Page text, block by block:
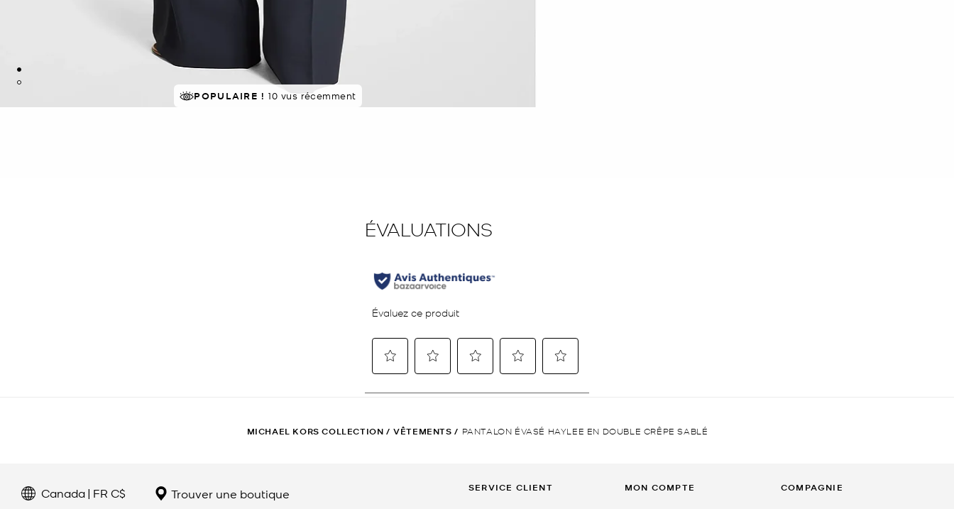
POPULAIRE ! 10 vus récemment
MICHAEL KORS COLLECTION / VÊTEMENTS / PANTALON ÉVASÉ HAYLEE EN DOUBLE CRÊPE SABLÉ
Canada | FR C$ Trouver une boutique SERVICE CLIENT MON COMPTE COMPAGNIE